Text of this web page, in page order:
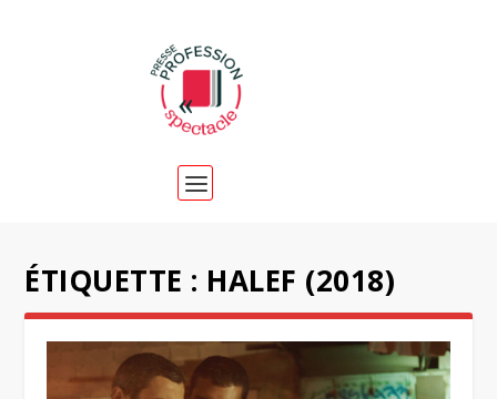
ÉTIQUETTE : HALEF (2018)